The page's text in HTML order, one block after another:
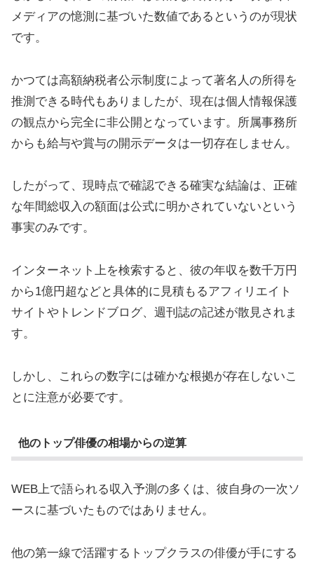
メディアの憶測に基づいた数値であるというのが現状
です。
かつては高額納税者公示制度によって著名人の所得を
推測できる時代もありましたが、現在は個人情報保護
の観点から完全に非公開となっています。所属事務所
からも給与や賞与の開示データは一切存在しません。
したがって、現時点で確認できる確実な結論は、正確
な年間総収入の額面は公式に明かされていないという
事実のみです。
インターネット上を検索すると、彼の年収を数千万円
から1億円超などと具体的に見積もるアフィリエイト
サイトやトレンドブログ、週刊誌の記述が散見されま
す。
しかし、これらの数字には確かな根拠が存在しないこ
とに注意が必要です。
他のトップ俳優の相場からの逆算
WEB上で語られる収入予測の多くは、彼自身の一次ソ
ースに基づいたものではありません。
他の第一線で活躍するトップクラスの俳優が手にする